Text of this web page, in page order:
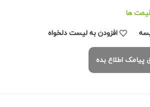
ها
افزودن به لیست دلخواه
پیامک اطلاع بده